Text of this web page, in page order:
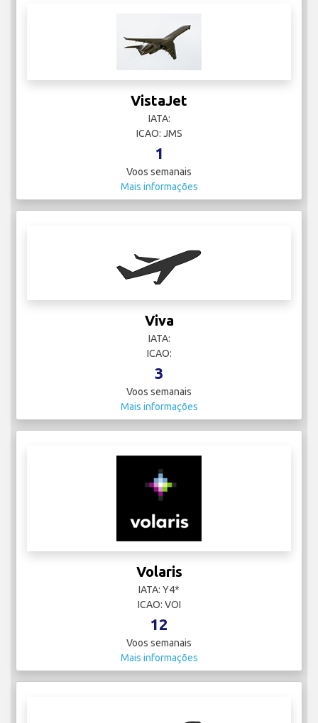
VistaJet
IATA:
ICAO: JMS
1
Voos semanais
Mais informações
Viva
IATA:
ICAO:
3
Voos semanais
Mais informações
Volaris
IATA: Y4*
ICAO: VOI
12
Voos semanais
Mais informações